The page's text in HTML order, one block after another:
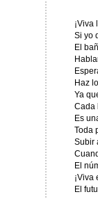
¡Viva
Si yo
El
Haz
Ya
Cada
Es
Toda
Subir
El
¡Viva
El